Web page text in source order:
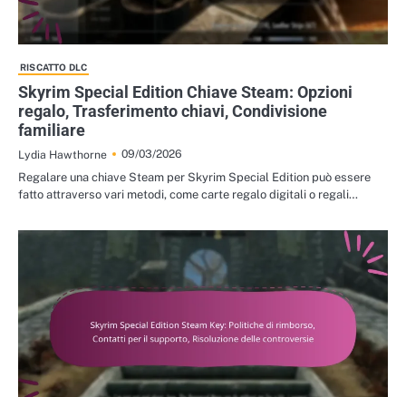
RISCATTO DLC
Skyrim Special Edition Chiave Steam: Opzioni
regalo, Trasferimento chiavi, Condivisione
familiare
Lydia Hawthorne
09/03/2026
Regalare una chiave Steam per Skyrim Special Edition può essere
fatto attraverso vari metodi, come carte regalo digitali o regali…